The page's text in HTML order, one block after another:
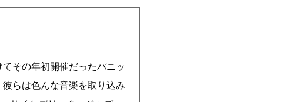
その年初開催だったパニッ
らは色んな音楽を取り込み